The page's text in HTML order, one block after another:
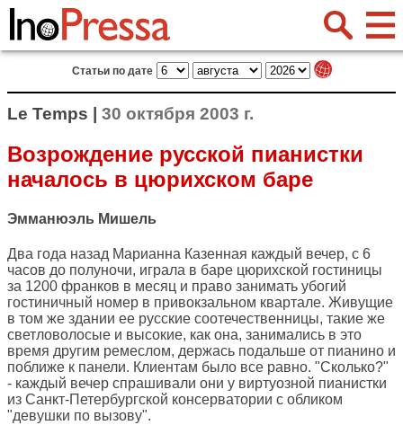
Статьи по дате
Le Temps | 30 октября 2003 г.
Возрождение русской пианистки
началось в цюрихском баре
Эмманюэль Мишель
Два года назад Марианна Казенная каждый вечер, с 6
часов до полуночи, играла в баре цюрихской гостиницы
за 1200 франков в месяц и право занимать убогий
гостиничный номер в привокзальном квартале. Живущие
в том же здании ее русские соотечественницы, такие же
светловолосые и высокие, как она, занимались в это
время другим ремеслом, держась подальше от пианино и
поближе к панели. Клиентам было все равно. "Сколько?"
- каждый вечер спрашивали они у виртуозной пианистки
из Санкт-Петербургской консерватории с обликом
"девушки по вызову".